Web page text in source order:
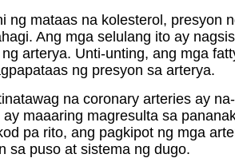
mataas na kolesterol, presyon
Ang mga selulang ito ay
arterya. Unti-unting, ang mga
ng presyon sa arterya.
na coronary arteries ay
maaaring magresulta sa
pa rito, ang pagkipot ng mga
sa puso at sistema ng dugo.